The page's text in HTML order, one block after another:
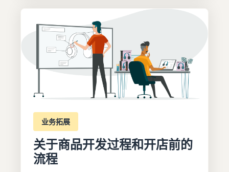
业务拓展
关于商品开发过程和开店前的
流程